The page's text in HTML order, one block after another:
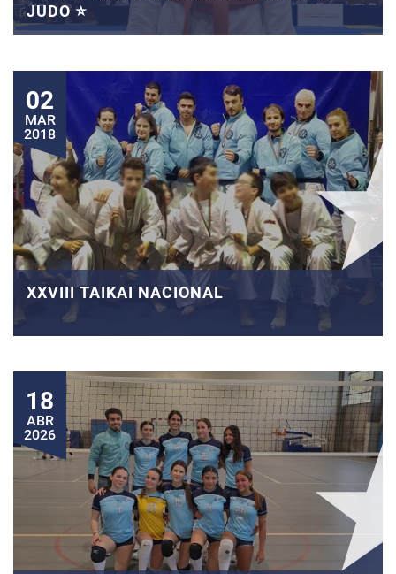
JUDO ⭐
02
MAR
2018
XXVIII TAIKAI NACIONAL
18
ABR
2026